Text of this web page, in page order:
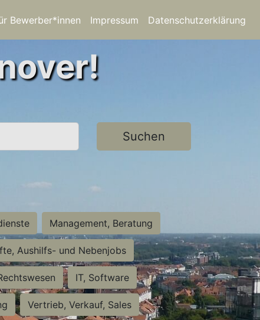
Bewerber*innen Impressum Datenschutzerklärung
Suchen
Management, Beratung
Aushilfs- und Nebenjobs
IT, Software
Vertrieb, Verkauf, Sales